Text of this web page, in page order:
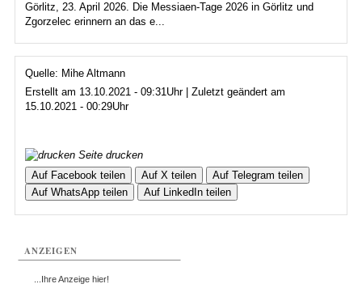
Görlitz, 23. April 2026. Die Messiaen-Tage 2026 in Görlitz und
Zgorzelec erinnern an das e...
Quelle: Mihe Altmann
Erstellt am 13.10.2021 - 09:31Uhr | Zuletzt geändert am
15.10.2021 - 00:29Uhr
Seite drucken
Auf Facebook teilen
Auf X teilen
Auf Telegram teilen
Auf WhatsApp teilen
Auf LinkedIn teilen
ANZEIGEN
...Ihre Anzeige hier!